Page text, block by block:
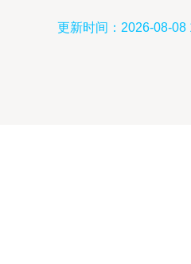
更新时间：2026-08-08